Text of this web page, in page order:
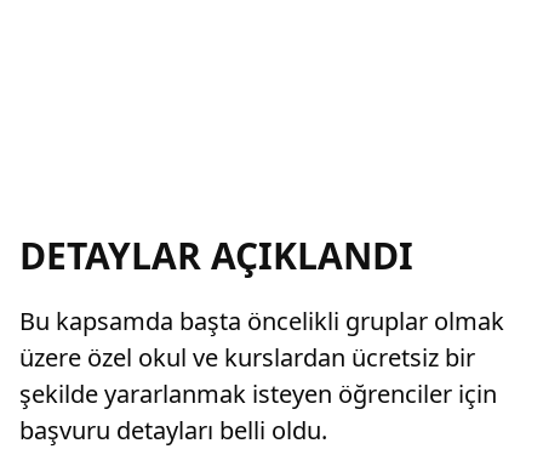
DETAYLAR AÇIKLANDI
Bu kapsamda başta öncelikli gruplar olmak
üzere özel okul ve kurslardan ücretsiz bir
şekilde yararlanmak isteyen öğrenciler için
başvuru detayları belli oldu.